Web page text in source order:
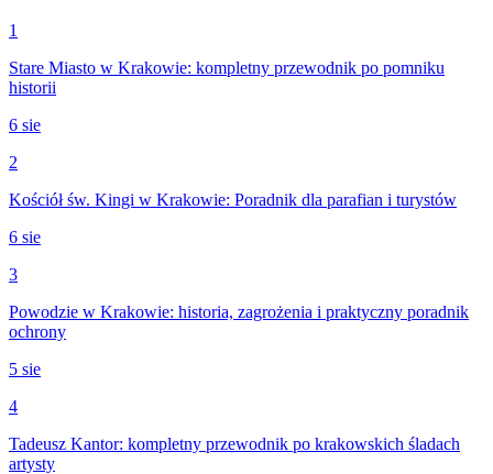
1
Stare Miasto w Krakowie: kompletny przewodnik po pomniku
historii
6 sie
2
Kościół św. Kingi w Krakowie: Poradnik dla parafian i turystów
6 sie
3
Powodzie w Krakowie: historia, zagrożenia i praktyczny poradnik
ochrony
5 sie
4
Tadeusz Kantor: kompletny przewodnik po krakowskich śladach
artysty